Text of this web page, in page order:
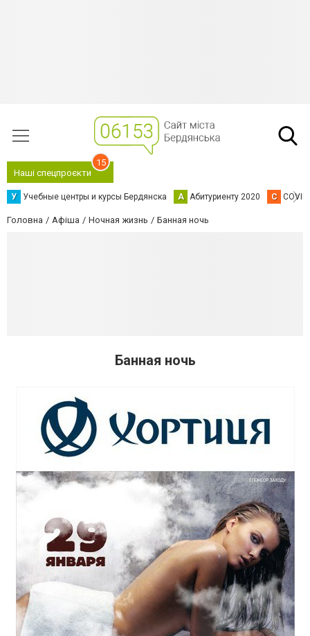
Наші спецпроєкти
15
У Учебные центры и курсы Бердянска А Абитуриенту 2020 C
Головна Афіша Ночная жизнь Банная ночь
Банная ночь